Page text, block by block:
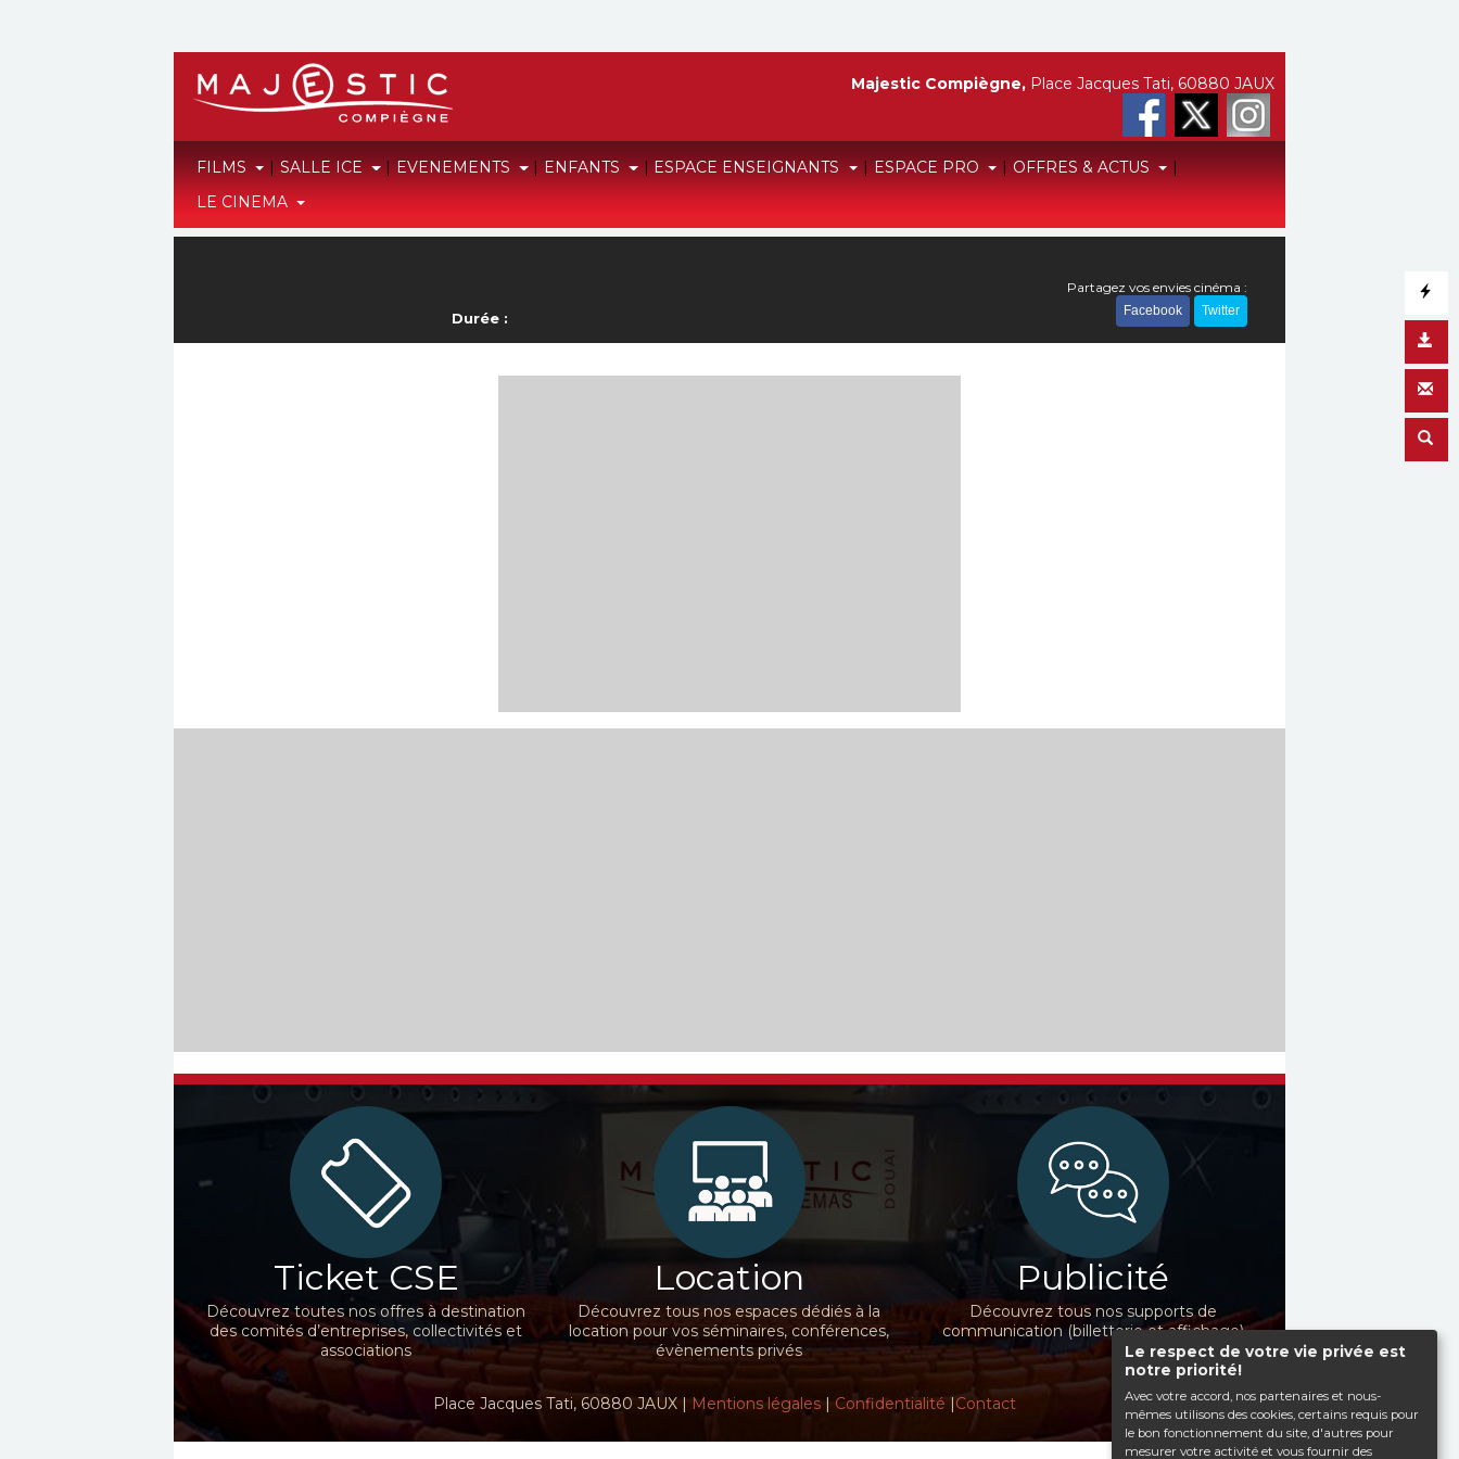
Le respect de votre vie privée est
notre priorité!
Avec votre accord, nos partenaires et nous-
mêmes utilisons des cookies, certains requis pour
le bon fonctionnement du site, d'autres pour
mesurer votre activité et vous fournir des
FILMS | SALLE ICE | EVENEMENTS | ENFANTS | ESPACE ENSEIGNANTS | ESPACE PRO | OFFRES & ACTUS
|
LE CINEMA
Majestic Compiègne, Place Jacques Tati, 60880 JAUX
Durée :
Partagez vos envies cinéma :
Facebook Twitter
Ticket CSE
Découvrez toutes nos offres à destination
des comités d’entreprises, collectivités et
associations
Location
Découvrez tous nos espaces dédiés à la
location pour vos séminaires, conférences,
évènements privés
Publicité
Découvrez tous nos supports de
communication (billetterie et affichage)
Place Jacques Tati, 60880 JAUX | Mentions légales| Confidentialité |Contact